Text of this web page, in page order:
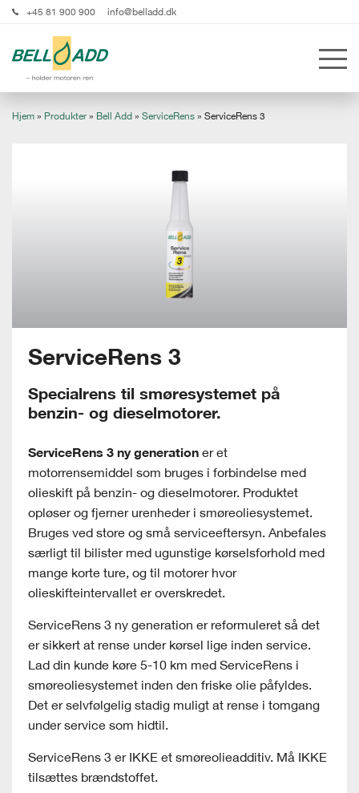
+45 81 900 900 info@belladd.dk
Hjem » Produkter » Bell Add » ServiceRens » ServiceRens 3
ServiceRens 3
Specialrens til smøresystemet på
benzin- og dieselmotorer.
ServiceRens 3 ny generation er et
motorrensemiddel som bruges i forbindelse med
olieskift på benzin- og dieselmotorer. Produktet
opløser og fjerner urenheder i smøreoliesystemet.
Bruges ved store og små serviceeftersyn. Anbefales
særligt til bilister med ugunstige kørselsforhold med
mange korte ture, og til motorer hvor
olieskifteintervallet er overskredet.
ServiceRens 3 ny generation er reformuleret så det
er sikkert at rense under kørsel lige inden service.
Lad din kunde køre 5-10 km med ServiceRens i
smøreoliesystemet inden den friske olie påfyldes.
Det er selvfølgelig stadig muligt at rense i tomgang
under service som hidtil.
ServiceRens 3 er IKKE et smøreolieadditiv. Må IKKE
tilsættes brændstoffet.